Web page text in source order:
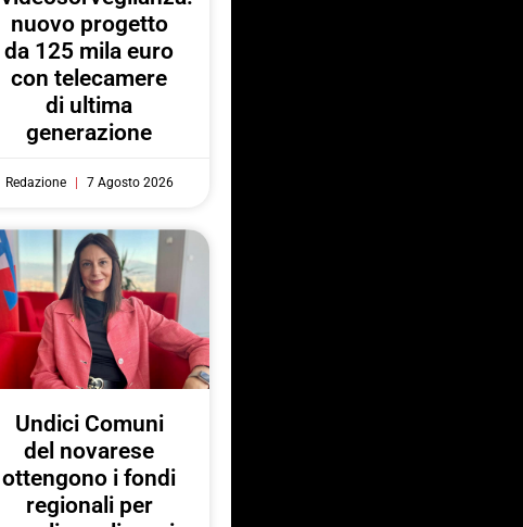
nuovo progetto
da 125 mila euro
con telecamere
di ultima
generazione
Redazione 7 Agosto 2026
Undici Comuni
del novarese
ottengono i fondi
regionali per